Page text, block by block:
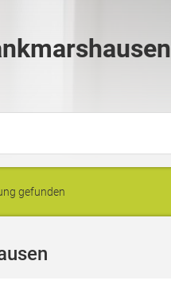
gefunden